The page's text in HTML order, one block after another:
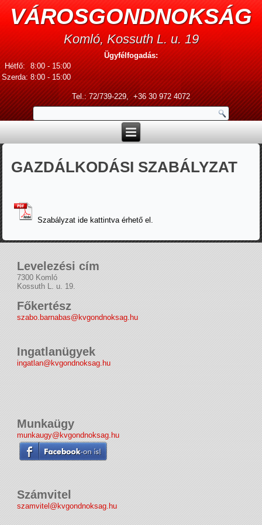
VÁROSGONDNOKSÁG
Komló, Kossuth L. u. 19
Ügyfélfogadás:
Hétfő: 8:00 - 15:00
Szerda: 8:00 - 15:00
Tel.: 72/739-229, +36 30 972 4072
GAZDÁLKODÁSI SZABÁLYZAT
Szabályzat ide kattintva érhető el.
Levelezési cím
7300 Komló
Kossuth L. u. 19.
Főkertész
szabo.barnabas@kvgondnoksag.hu
Ingatlanügyek
ingatlan@kvgondnoksag.hu
Munkaügy
munkaugy@kvgondnoksag.hu
Számvitel
szamvitel@kvgondnoksag.hu